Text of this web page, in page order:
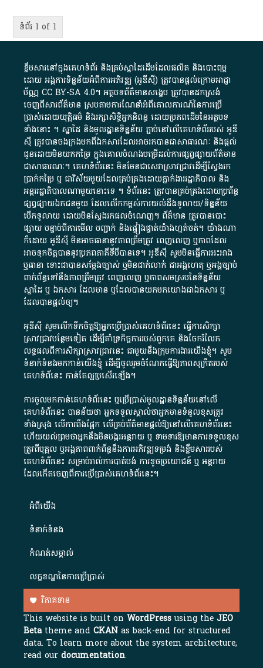
ទំព័រ 1 of 1
ខ្លឹមសារ​នៅ​ក្នុង​គេហទំព័រ និង​គ្រប់​ស្នា​ដៃ​ដើម​ដែល​ផលិត​ និង​បោះពុម្ព​
ដោយ​ អង្គការ​ទិន្នន័យ​អំពី​ការអភិវឌ្ឍ​​ (អូ​ឌី​ស៊ី)​ ត្រូវ​បាន​ផ្តល់​ក្រោម​អាជ្ញា
ប័ណ្ណ​CC BY-SA 4.0។​ អត្ថបទ​ព័ត៌មាន​សង្ខេប​ ត្រូវ​បាន​ដកស្រង់​
ចេញពី​សារព័ត៌មាន ស្របតាមការ​ណែនាំ​អំពី​គោលការណ៍​នៃ​ការ​ប្រើ
ប្រាស់​ដោយ​យុត្តិធម៌​ និង​រក្សាសិទ្ធិអ្នកនិពន្ធ ដោយ​ប្រភពដើម​នៃ​​អត្ថបទ
ទាំង​នោះ​ ។​ ស្នាដៃ​ និង​មូលដ្ឋាន​ទិន្នន័យ ​ភ្ជាប់​នៅ​លើ​គេហទំព័រ​របស់​ អូ​ឌី​
ស៊ី​ ត្រូវ​បាន​ចងក្រង​មក​ពី​ឯកសារ​ដែល​អាច​រក​បានជា​សាធារណៈ​ និង​ផ្តល់​
ជូន​ដោយ​មិន​យក​កម្រៃ​ ក្នុង​គោលបំណង​បម្រើ​ដល់ការ​ផ្សព្វផ្សាយ​ព័ត៌មាន​
ជា​សាធារណៈ​។​ គេហទំព័រ​នេះ​ មិនមែន​ជា​សេវា​ស្រាវជ្រាវ​ដើម្បី​ស្វែងរក
ប្រាក់​កម្រៃ​ ឬ​ ជា​វិស័យ​មួយ​ដែល​គ្រប់គ្រង​ដោយ​ភ្នាក់ងារ​រដ្ឋាភិបាល​ និង ​
អន្តររដ្ឋាភិបាល​ណាមួយ​នោះ​ទេ ​។​ ទំព័រ​នេះ​ ត្រូវ​បាន​គ្រប់គ្រង​ដោយ​ប្រព័ន្ធ​
ផ្សព្វផ្សាយ​ឯកជន​មួយ​ ដែល​លើកកម្ពស់​ការ​យល់​ដឹង​ទូលាយ​/​ទិន្នន័យ​
បើក​ទូលាយ​ ដោយ​មិនស្វែង​រក​ផល​ចំណេញ​។​ ព័ត៌មាន​ ត្រូវ​បាន​បោះ
ផ្សាយ​ បន្ទាប់​ពី​ការ​មើល​ បញ្ជាក់​ និង​ផ្ទៀងផ្ទាត់​យ៉ាង​ហ្មត់ចត់​។​ យ៉ាងណា​
ក៏​ដោយ​ អូ​ឌី​ស៊ី​ មិន​អាច​ធានា​នូវ​ភាព​ត្រឹមត្រូវ​ ពេញលេញ​ ឬ​ភាព​ដែល​
អាច​ទុកចិត្ត​បាននូវ​ប្រភព​ភាគី​ទី​បី​បាន​ទេ​។​ អូ​ឌី​ស៊ី​ សូម​មិន​ធ្វើការ​អះអាង​
ឬ​ធានា​ ទោះជា​បាន​សម្តែង​ច្បាស់​ ឬ​មិន​ជាក់លាក់​ ជា​អង្គហេតុ​ ឬ​អង្គច្បាប់​
ពាក់ព័ន្ធ​ទៅ​នឹង​ភាព​ត្រឹមត្រូវ​ ពេញលេញ​ ឬ​ភាព​សម​ស្រប​នៃ​ទិន្នន័យ​
ស្នាដៃ​ ឬ​ ឯកសារ​ ដែល​មាន​ ឬ​ដែល​បាន​យក​មក​យោង​ជា​ឯកសារ​ ឬ​
ដែល​បាន​ផ្តល់​ឲ្យ​។
អូឌីស៊ី សូមលើកទឹកចិត្តឱ្យអ្នកប្រើប្រាស់គេហទំព័រនេះ ធ្វើការសិក្សា
ស្រាវជ្រាវបន្ថែមទៀត ដើម្បីគាំទ្រកិច្ចការ​របស់ពួកគេ និងចែករំលែក
លទ្ធផលពីការសិក្សាស្រាវជ្រាវនេះ ជាមួយនឹងក្រុមការងារយើងខ្ញុំ។ សូម
ទំនាក់ទំនងមកកាន់យើងខ្ញុំ ដើម្បីចូលរួមចំណែកធ្វើឱ្យភាពសុក្រឹតរបស់
គេហទំព័នេះ កាន់តែល្អប្រសើរឡើង។
ការចូលមកកាន់គេហទំព័រនេះ ឬប្រើប្រាស់មូលដ្ឋានទិន្នន័យនៅលើ
គេហទំព័រនេះ បានន័យថា អ្នកទទួលស្គាល់ថាអ្នកមានទំនួលខុសត្រូវ
ទាំងស្រុង លើការពឹងផ្អែក លើគ្រប់ព័ត៌មានផ្តល់ឱ្យនៅលើគេហទំព័រនេះ
ហើយយល់ព្រមថាអ្នកនឹងមិនបង្ករអន្តរាយ ឬ ទាមទារ​ឱ្យមានការទទួលខុស​
ត្រូវពីបុគ្គល ឬអង្គភាពពាក់ព័ន្ធនឹងការអភិវឌ្ឍទម្រង់ និងខ្លឹមសាររបស់
គេហទំព័រនេះ សម្រាប់រាល់ការបាត់បង់ ការខូចប្រយោជន៍ ឬ អន្តរាយ
ដែលកើតចេញពីការប្រើប្រាស់គេហទំព័រនេះ។
អំពី​យើង​
ទំនាក់ទំនង
កំណត់សម្គាល់
លក្ខខណ្ឌនៃការប្រើប្រាស់
វិភាគទាន
This website is built onWordPressusing theJEO
Betatheme andCKAN as back-end for structured
data. To learn more about the system architecture,
read ourdocumentation.